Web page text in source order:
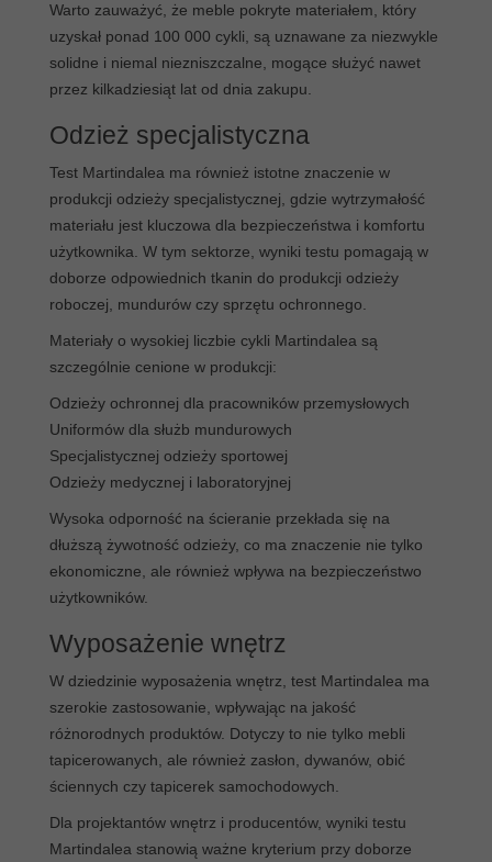
Warto zauważyć, że meble pokryte materiałem, który
uzyskał ponad 100 000 cykli, są uznawane za niezwykle
solidne i niemal niezniszczalne, mogące służyć nawet
przez kilkadziesiąt lat od dnia zakupu.
Odzież specjalistyczna
Test Martindalea ma również istotne znaczenie w
produkcji odzieży specjalistycznej, gdzie wytrzymałość
materiału jest kluczowa dla bezpieczeństwa i komfortu
użytkownika. W tym sektorze, wyniki testu pomagają w
doborze odpowiednich tkanin do produkcji odzieży
roboczej, mundurów czy sprzętu ochronnego.
Materiały o wysokiej liczbie cykli Martindalea są
szczególnie cenione w produkcji:
Odzieży ochronnej dla pracowników przemysłowych
Uniformów dla służb mundurowych
Specjalistycznej odzieży sportowej
Odzieży medycznej i laboratoryjnej
Wysoka odporność na ścieranie przekłada się na
dłuższą żywotność odzieży, co ma znaczenie nie tylko
ekonomiczne, ale również wpływa na bezpieczeństwo
użytkowników.
Wyposażenie wnętrz
W dziedzinie wyposażenia wnętrz, test Martindalea ma
szerokie zastosowanie, wpływając na jakość
różnorodnych produktów. Dotyczy to nie tylko mebli
tapicerowanych, ale również zasłon, dywanów, obić
ściennych czy tapicerek samochodowych.
Dla projektantów wnętrz i producentów, wyniki testu
Martindalea stanowią ważne kryterium przy doborze